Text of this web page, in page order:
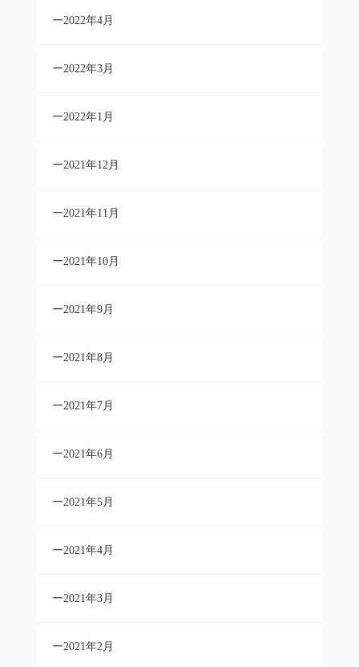
2022年4月
2022年3月
2022年1月
2021年12月
2021年11月
2021年10月
2021年9月
2021年8月
2021年7月
2021年6月
2021年5月
2021年4月
2021年3月
2021年2月